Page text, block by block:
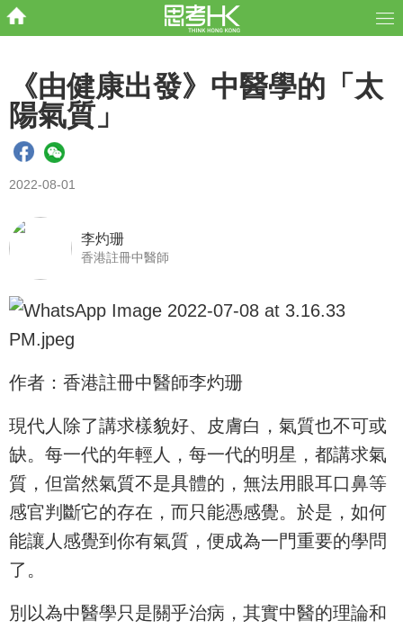
《由健康出發》中醫學的「太
陽氣質」
2022-08-01
李灼珊
香港註冊中醫師
作者：香港註冊中醫師李灼珊
現代人除了講求樣貌好、皮膚白，氣質也不可或
缺。每一代的年輕人，每一代的明星，都講求氣
質，但當然氣質不是具體的，無法用眼耳口鼻等
感官判斷它的存在，而只能憑感覺。於是，如何
能讓人感覺到你有氣質，便成為一門重要的學問
了。
別以為中醫學只是關乎治病，其實中醫的理論和